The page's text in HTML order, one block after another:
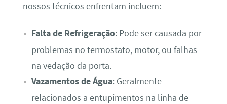
nossos técnicos enfrentam incluem:
Falta de Refrigeração: Pode ser causada por
problemas no termostato, motor, ou falhas
na vedação da porta.
Vazamentos de Água: Geralmente
relacionados a entupimentos na linha de